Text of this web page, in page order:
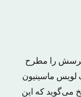
پرسش را مطرح
ماسینیون
می‌گوید که این